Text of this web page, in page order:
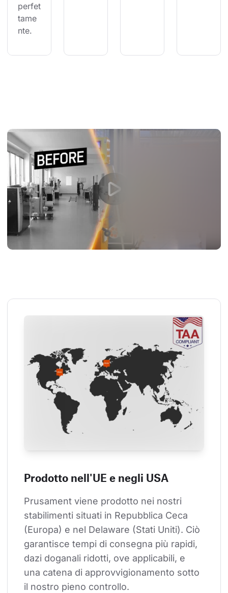
perfet
tame
nte.
Prodotto nell'UE e negli USA
Prusament viene prodotto nei nostri
stabilimenti situati in Repubblica Ceca
(Europa) e nel Delaware (Stati Uniti). Ciò
garantisce tempi di consegna più rapidi,
dazi doganali ridotti, ove applicabili, e
una catena di approvvigionamento sotto
il nostro pieno controllo.